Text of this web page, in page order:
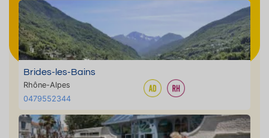
Brides-les-Bains
Rhône-Alpes
0479552344